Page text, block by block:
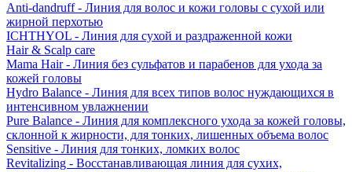
Anti-dandruff - Линия для волос и кожи головы с сухой или
жирной перхотью
ICHTHYOL - Линия для сухой и раздраженной кожи
Hair & Scalp care
Mama Hair - Линия без сульфатов и парабенов для ухода за
кожей головы
Hydro Balance - Линия для всех типов волос нуждающихся в
интенсивном увлажнении
Pure Balance - Линия для комплексного ухода за кожей головы,
склонной к жирности, для тонких, лишенных объема волос
Sensitive - Линия для тонких, ломких волос
Revitalizing - Восстанавливающая линия для сухих,